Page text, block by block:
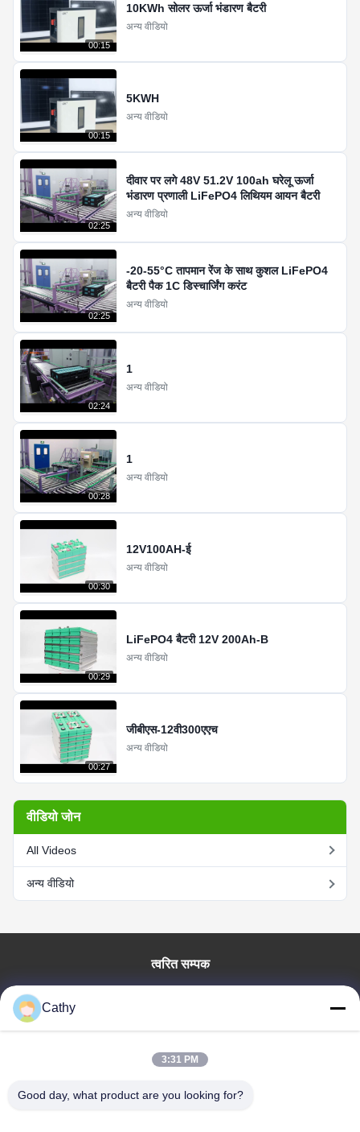
00:15
10KWh सोलर ऊर्जा भंडारण बैटरी
अन्य वीडियो
00:15
5KWH
अन्य वीडियो
02:25
दीवार पर लगे 48V 51.2V 100ah घरेलू ऊर्जा
भंडारण प्रणाली LiFePO4 लिथियम आयन बैटरी
अन्य वीडियो
02:25
-20-55°C तापमान रेंज के साथ कुशल LiFePO4
बैटरी पैक 1C डिस्चार्जिंग करंट
अन्य वीडियो
02:24
1
अन्य वीडियो
00:28
1
अन्य वीडियो
00:30
12V100AH-ई
अन्य वीडियो
00:29
LiFePO4 बैटरी 12V 200Ah-B
अन्य वीडियो
00:27
जीबीएस-12वी300एएच
अन्य वीडियो
वीडियो जोन
All Videos
अन्य वीडियो
त्वरित सम्पक
वीडियो
वी.आर. शो
कारखाने का दौरा
Cathy
3:31 PM
Good day, what product are you looking for?